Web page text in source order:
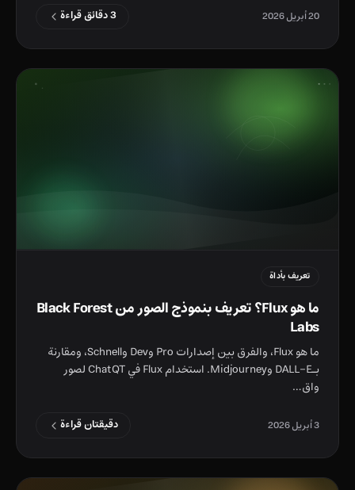
20 أبريل 2026 3 دقائق قراءة
تعريف بأداة
ما هو Flux؟ تعريف بنموذج الصور من Black Forest
Labs
ما هو Flux، والفرق بين إصدارات Pro وDev وSchnell، ومقارنة
بـDALL-E وMidjourney. استخدام Flux في ChatQT لصور
واق…
3 أبريل 2026 دقيقتان قراءة